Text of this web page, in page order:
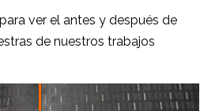
ver el antes y después de
de nuestros trabajos